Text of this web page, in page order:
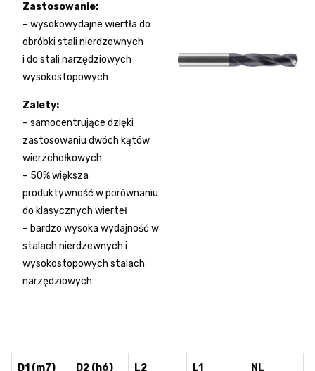
Zastosowanie:
– wysokowydajne wiertła do
obróbki stali nierdzewnych
i do stali narzędziowych
wysokostopowych
Zalety:
– samocentrujące dzięki
zastosowaniu dwóch kątów
wierzchołkowych
– 50% większa
produktywność w porównaniu
do klasycznych wierteł
– bardzo wysoka wydajność w
stalach nierdzewnych i
wysokostopowych stalach
narzędziowych
D1 (m7) D2 (h6) L2 L1 NL